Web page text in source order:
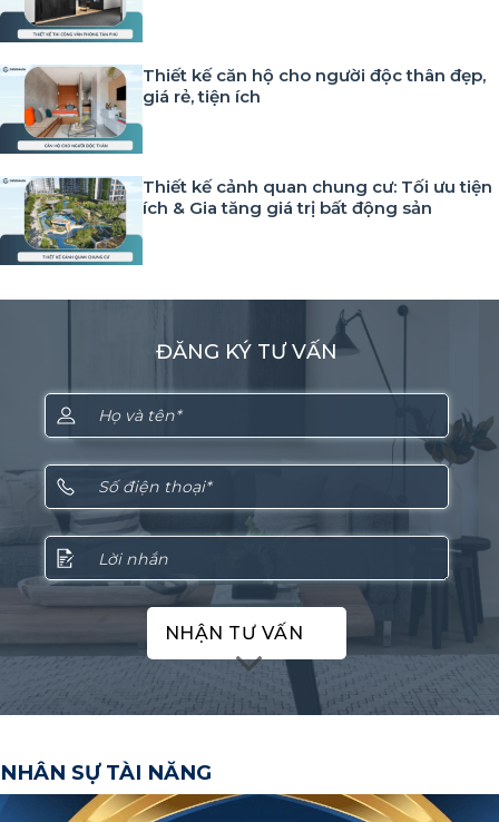
Thiết kế căn hộ cho người độc thân đẹp,
giá rẻ, tiện ích
Thiết kế cảnh quan chung cư: Tối ưu tiện
ích & Gia tăng giá trị bất động sản
ĐĂNG KÝ TƯ VẤN
NHẬN TƯ VẤN
NHÂN SỰ TÀI NĂNG